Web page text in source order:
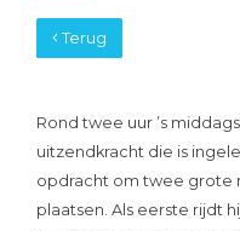
Terug
Rond twee uur ’s
uitzendkracht die is
opdracht om twee grote
plaatsen. Als eerste rijdt